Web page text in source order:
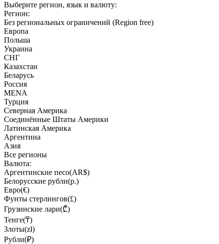
Выберите регион, язык и валюту:
Регион:
Без региональных ограничений (Region free)
Европа
Польша
Украина
СНГ
Казахстан
Беларусь
Россия
MENA
Турция
Северная Америка
Соединённые Штаты Америки
Латинская Америка
Аргентина
Азия
Все регионы
Валюта:
Аргентинские песо(AR$)
Белорусские рубли(р.)
Евро(€)
Фунты стерлингов(£)
Грузинские лари(₾)
Тенге(₸)
Злоты(zł)
Рубли(₽)